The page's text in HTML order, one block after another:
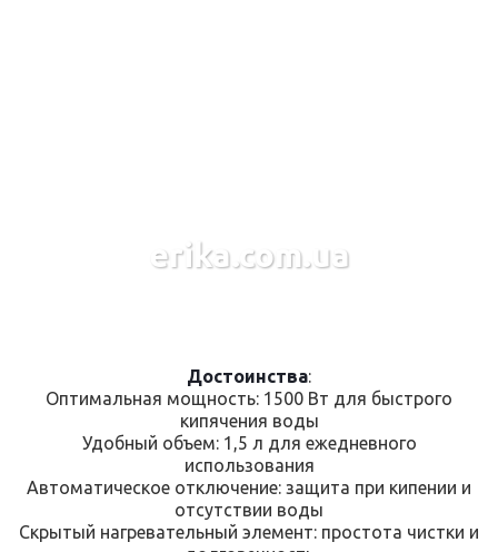
erika.com.ua
Достоинства:
Оптимальная мощность: 1500 Вт для быстрого
кипячения воды
Удобный объем: 1,5 л для ежедневного
использования
Автоматическое отключение: защита при кипении и
отсутствии воды
Скрытый нагревательный элемент: простота чистки и